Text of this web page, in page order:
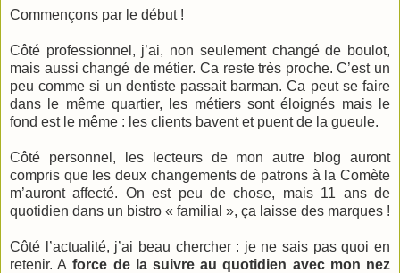
Commençons par le début !
Côté professionnel, j’ai, non seulement changé de boulot,
mais aussi changé de métier. Ca reste très proche. C’est un
peu comme si un dentiste passait barman. Ca peut se faire
dans le même quartier, les métiers sont éloignés mais le
fond est le même : les clients bavent et puent de la gueule.
Côté personnel, les lecteurs de mon autre blog auront
compris que les deux changements de patrons à la Comète
m’auront affecté. On est peu de chose, mais 11 ans de
quotidien dans un bistro « familial », ça laisse des marques !
Côté l’actualité, j’ai beau chercher : je ne sais pas quoi en
retenir. A force de la suivre au quotidien avec mon nez